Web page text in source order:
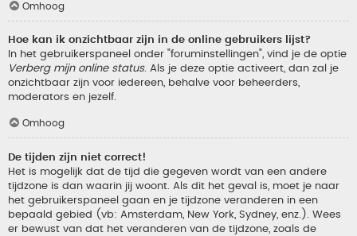
Omhoog
Hoe kan ik onzichtbaar zijn in de online gebruikers lijst?
In het gebruikerspaneel onder "foruminstellingen", vind je de optie
Verberg mijn online status. Als je deze optie activeert, dan zal je
onzichtbaar zijn voor iedereen, behalve voor beheerders,
moderators en jezelf.
Omhoog
De tijden zijn niet correct!
Het is mogelijk dat de tijd die gegeven wordt van een andere
tijdzone is dan waarin jij woont. Als dit het geval is, moet je naar
het gebruikerspaneel gaan en je tijdzone veranderen in een
bepaald gebied (vb: Amsterdam, New York, Sydney, enz.). Wees
er bewust van dat het veranderen van de tijdzone, zoals de